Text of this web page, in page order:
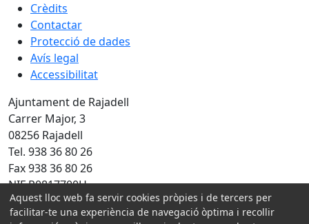
Crèdits
Contactar
Protecció de dades
Avís legal
Accessibilitat
Ajuntament de Rajadell
Carrer Major, 3
08256 Rajadell
Tel. 938 36 80 26
Fax 938 36 80 26
NIF P0817700H
Amb la col·laboració de:
Aquest lloc web fa servir cookies pròpies i de tercers per
facilitar-te una experiència de navegació òptima i recollir